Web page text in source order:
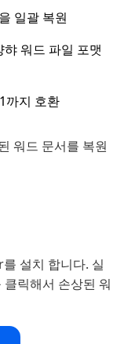
일괄 복원
워드 파일 포맷
까지 호환
워드 문서를 복원
설치 합니다. 실
릭해서 손상된 워